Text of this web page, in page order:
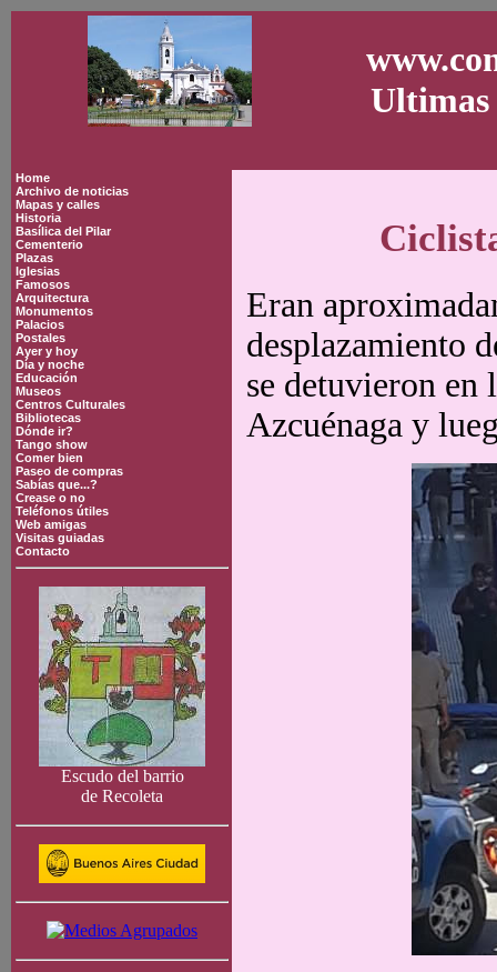
Ultimas
Home
Archivo de noticias
Mapas y calles
Historia
Basílica del Pilar
Cementerio
Plazas
Iglesias
Famosos
Arquitectura
Monumentos
Palacios
Postales
Ayer y hoy
Día y noche
Educación
Museos
Centros Culturales
Bibliotecas
Dónde ir?
Tango show
Comer bien
Paseo de compras
Sabías que...?
Crease o no
Teléfonos útiles
Web amigas
Visitas guiadas
Contacto
Escudo del barrio
de Recoleta
Eran
desplazamiento
se detuvieron en
Azcuénaga y